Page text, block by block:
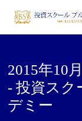
2015年10
- 投資スク
デミー